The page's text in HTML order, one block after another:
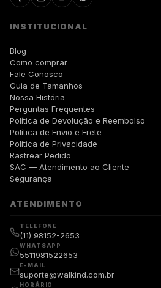
INSTITUCIONAL
Blog
Como comprar
Fale Conosco
Guia de Tamanhos
Nossa História
Perguntas Frequentes
Política de Devolução e Reembolso
Política de Envio e Frete
Política de Privacidade
Rastrear Pedido
SAC — Atendimento ao Cliente
Segurança
ATENDIMENTO
TELEFONE
(11) 98152-2653
WHATSAPP
5511981522653
E-MAIL
suporte@walkind.com.br
HORÁRIO